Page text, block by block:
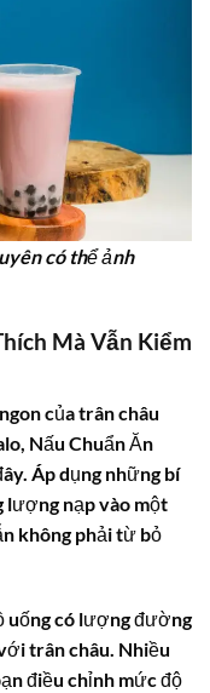
có thể ảnh
Mà Vẫn Kiểm
củatrân châu
Nấu Chuẩn Ăn
Áp dụng những bí
lượng nạp vào một
không phải từ bỏ
uống có lượng đường
trân châu. Nhiều
điều chỉnh mức độ